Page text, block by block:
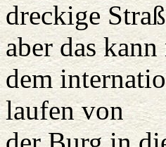
dreckige
aber das
dem
laufen von